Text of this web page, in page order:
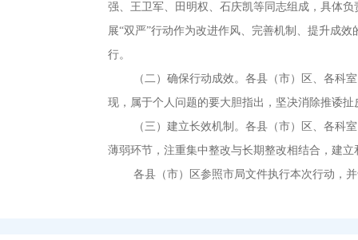
强、王卫军、田明权、石庆凯等同志组成，具体
展“双严”行动作为改进作风、完善机制、提升成效
行。
（二）确保行动成效。 各县（市）区、各科
现 ， 属于个人问题的要大胆指出，坚决消除推诿
（三）建立长效机制 。 各县（市）区、各科
薄弱环节，注重集中整改与长期整改相结合 ， 建立
各县（市）区参照市局文件执行本次行动 ，